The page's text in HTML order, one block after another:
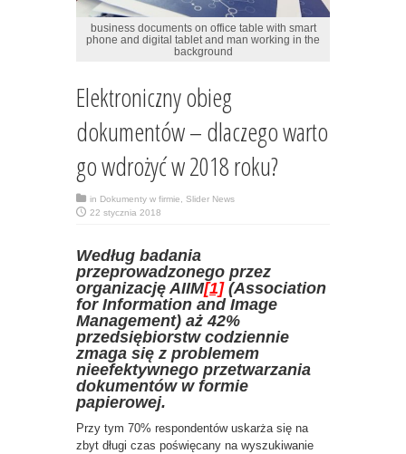
business documents on office table with smart
phone and digital tablet and man working in the
background
Elektroniczny obieg
dokumentów – dlaczego warto
go wdrożyć w 2018 roku?
in Dokumenty w firmie
Slider News
22 stycznia 2018
Według badania
przeprowadzonego przez
organizację AIIM[1](Association
for Information and Image
Management) aż 42%
przedsiębiorstw codziennie
zmaga się z problemem
nieefektywnego przetwarzania
dokumentów w formie
papierowej.
Przy tym 70% respondentów uskarża się na
zbyt długi czas poświęcany na wyszukiwanie